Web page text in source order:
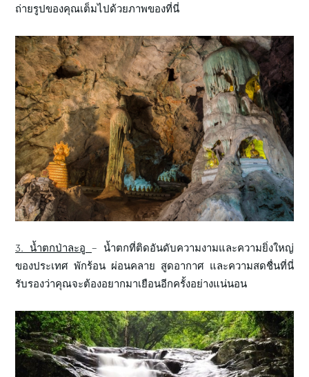
ถ่ายรูปของคุณเต็มไปด้วยภาพของที่นี่
3. น้ำตกป่าละอู– น้ำตกที่ติดอันดับความงามและความยิ่งใหญ่
ของประเทศ พักร้อน ผ่อนคลาย สูดอากาศ และความสดชื่นที่นี่
รับรองว่าคุณจะต้องอยากมาเยือนอีกครั้งอย่างแน่นอน